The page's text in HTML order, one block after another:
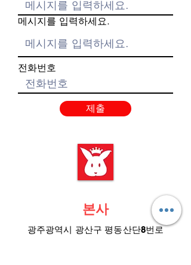
메시지를 입력하세요.
전화번호
제출
본사
광주광역시 광산구 평동산단8번로